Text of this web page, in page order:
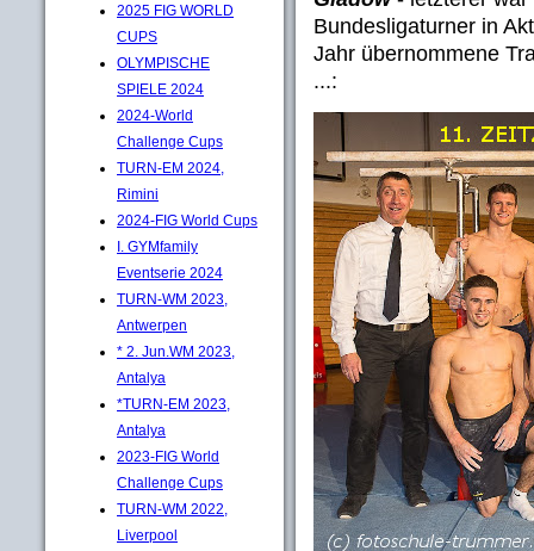
2025 FIG WORLD
CUPS
OLYMPISCHE
SPIELE 2024
2024-World
Challenge Cups
TURN-EM 2024,
Rimini
2024-FIG World Cups
I. GYMfamily
Eventserie 2024
TURN-WM 2023,
Antwerpen
* 2. Jun.WM 2023,
Antalya
*TURN-EM 2023,
Antalya
2023-FIG World
Challenge Cups
TURN-WM 2022,
Liverpool
Bundesligaturner in
Jahr übernommene
...: